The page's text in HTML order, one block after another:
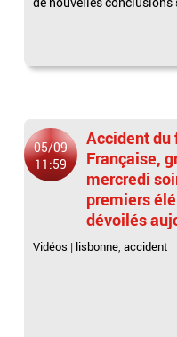
05/09
11:59
Accident du
Française,
mercredi
premiers
dévoilés
Vidéos | lisbonne,accident